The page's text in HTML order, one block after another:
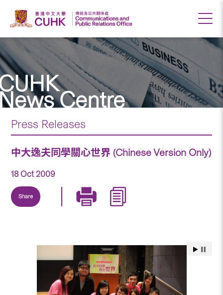
Centre
Press Releases
中大逸夫同學關心世界 (Chinese Version Only)
18 Oct 2009
Share